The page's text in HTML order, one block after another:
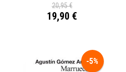
20,95 €
19,90 €
-5%